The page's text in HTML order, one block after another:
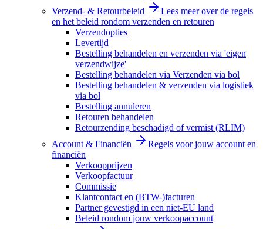
Verzend- & Retourbeleid
Lees meer over de regels
en het beleid rondom verzenden en retouren
Verzendopties
Levertijd
Bestelling behandelen en verzenden via 'eigen
verzendwijze'
Bestelling behandelen via Verzenden via bol
Bestelling behandelen & verzenden via logistiek
via bol
Bestelling annuleren
Retouren behandelen
Retourzending beschadigd of vermist (RLIM)
Account & Financiën
Regels voor jouw account en
financiën
Verkoopprijzen
Verkoopfactuur
Commissie
Klantcontact en (BTW-)facturen
Partner gevestigd in een niet-EU land
Beleid rondom jouw verkoopaccount